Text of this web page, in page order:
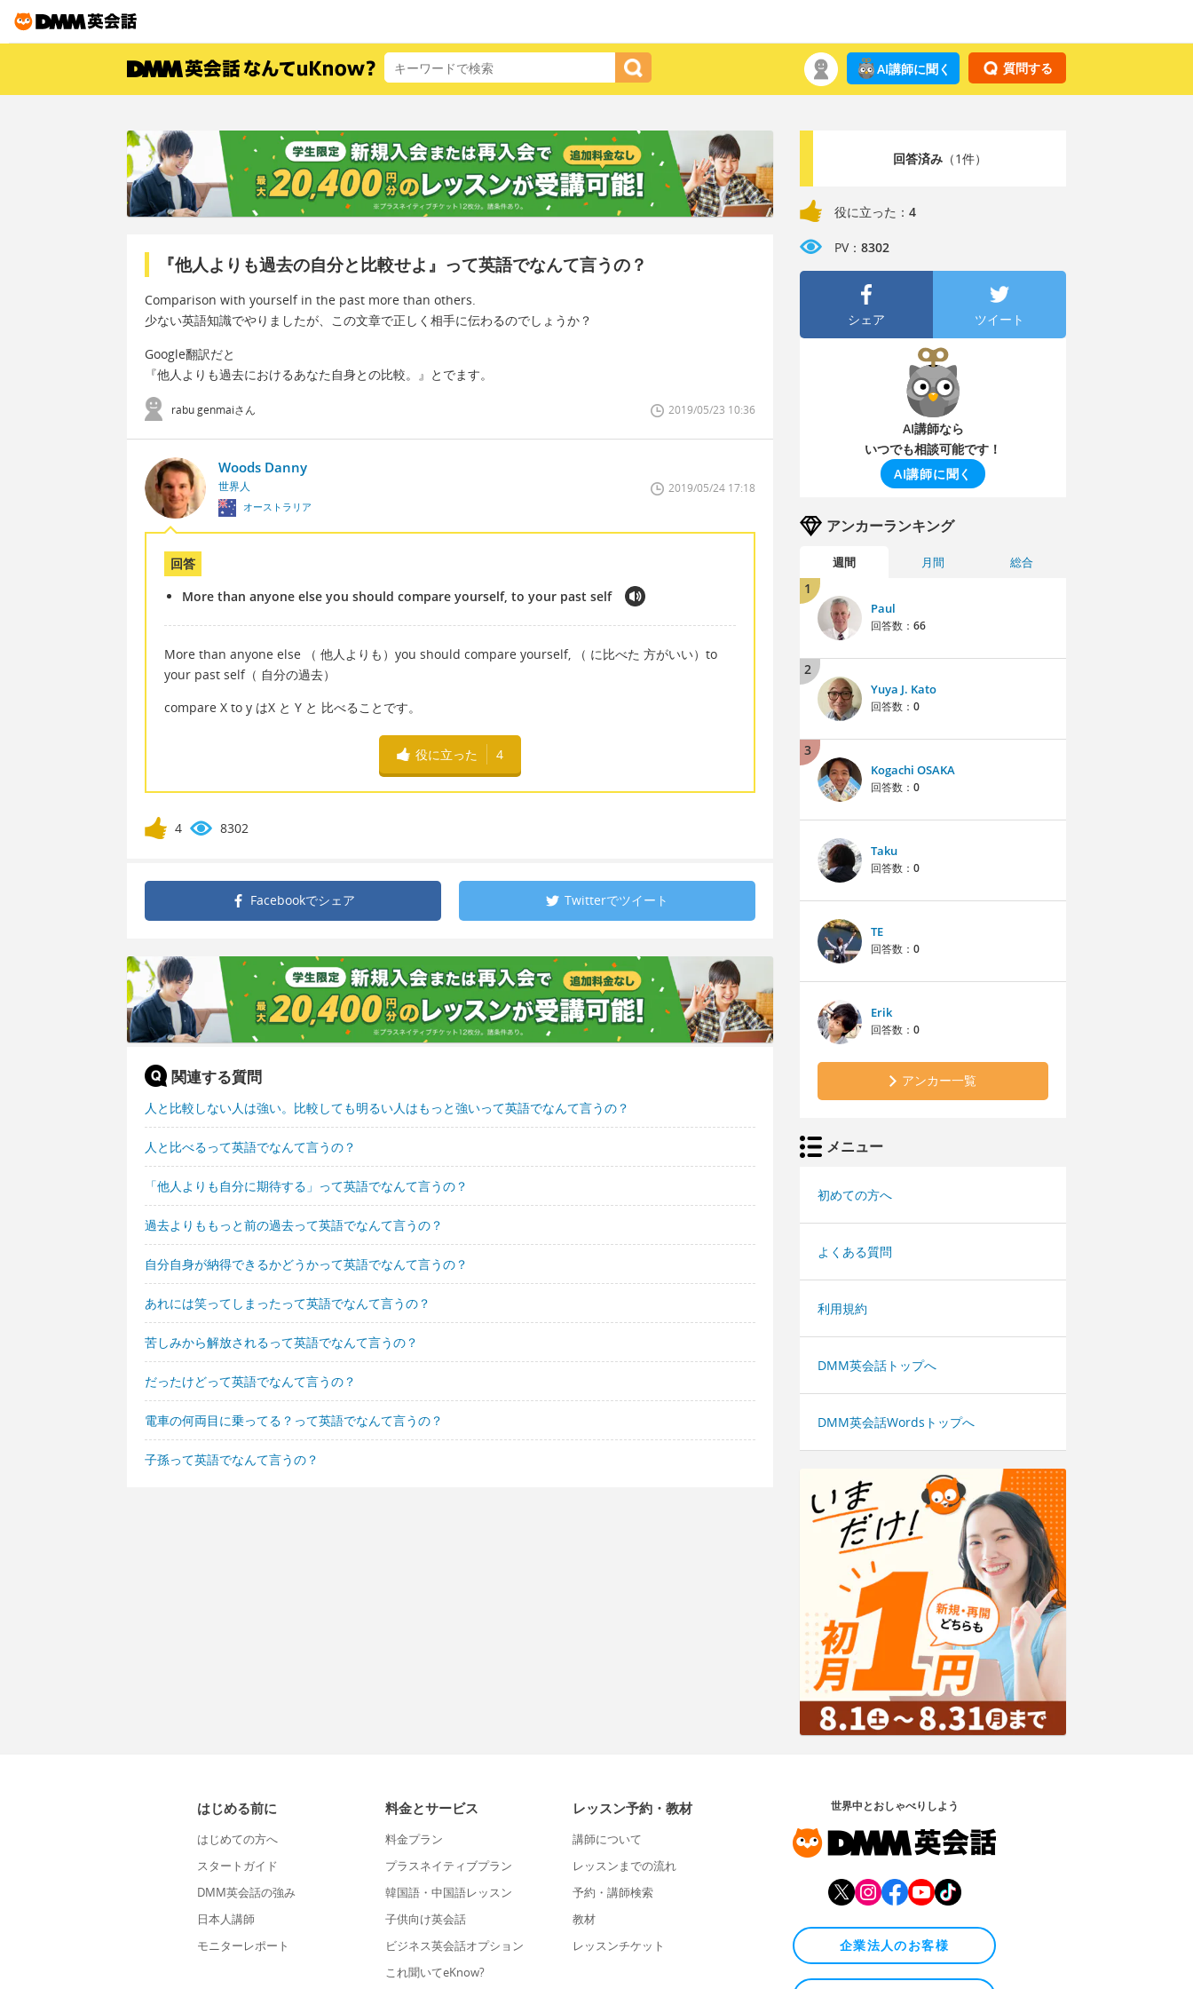
質問する
AI講師に聞く
『他人よりも過去の自分と比較せよ』って英語でなんて言うの？
Comparison with yourself in the past more than others.
少ない英語知識でやりましたが、この文章で正しく相手に伝わるのでしょうか？
Google翻訳だと
『他人よりも過去におけるあなた自身との比較。』とでます。
rabu genmaiさん 2019/05/23 10:36
Woods Danny
世界人
オーストラリア
2019/05/24 17:18
回答
More than anyone else you should compare yourself, to your past self
More than anyone else （ 他人よりも）you should compare yourself, （ に比べた 方がいい）to
your past self（ 自分の過去）
compare X to y はX と Y と 比べることです。
役に立った 4
4 8302
Facebookでシェア Twitterでツイート
関連する質問
人と比較しない人は強い。比較しても明るい人はもっと強いって英語でなんて言うの？
人と比べるって英語でなんて言うの？
「他人よりも自分に期待する」って英語でなんて言うの？
過去よりももっと前の過去って英語でなんて言うの？
自分自身が納得できるかどうかって英語でなんて言うの？
あれには笑ってしまったって英語でなんて言うの？
苦しみから解放されるって英語でなんて言うの？
だったけどって英語でなんて言うの？
電車の何両目に乗ってる？って英語でなんて言うの？
子孫って英語でなんて言うの？
回答済み（1件）
役に立った： 4
PV： 8302
シェア ツイート
AI講師なら
いつでも相談可能です！
AI講師に聞く
アンカーランキング
週間 月間 総合
1
Paul
回答数： 66
2
Yuya J. Kato
回答数： 0
3
Kogachi OSAKA
回答数： 0
Taku
回答数： 0
TE
回答数： 0
Erik
回答数： 0
アンカー一覧
メニュー
初めての方へ
よくある質問
利用規約
DMM英会話トップへ
DMM英会話Wordsトップへ
はじめる前に
はじめての方へ
スタートガイド
DMM英会話の強み
日本人講師
モニターレポート
料金とサービス
料金プラン
プラスネイティブプラン
韓国語・中国語レッスン
子供向け英会話
ビジネス英会話オプション
これ聞いてeKnow?
レッスン予約・教材
講師について
レッスンまでの流れ
予約・講師検索
教材
レッスンチケット
世界中とおしゃべりしよう
企業法人のお客様